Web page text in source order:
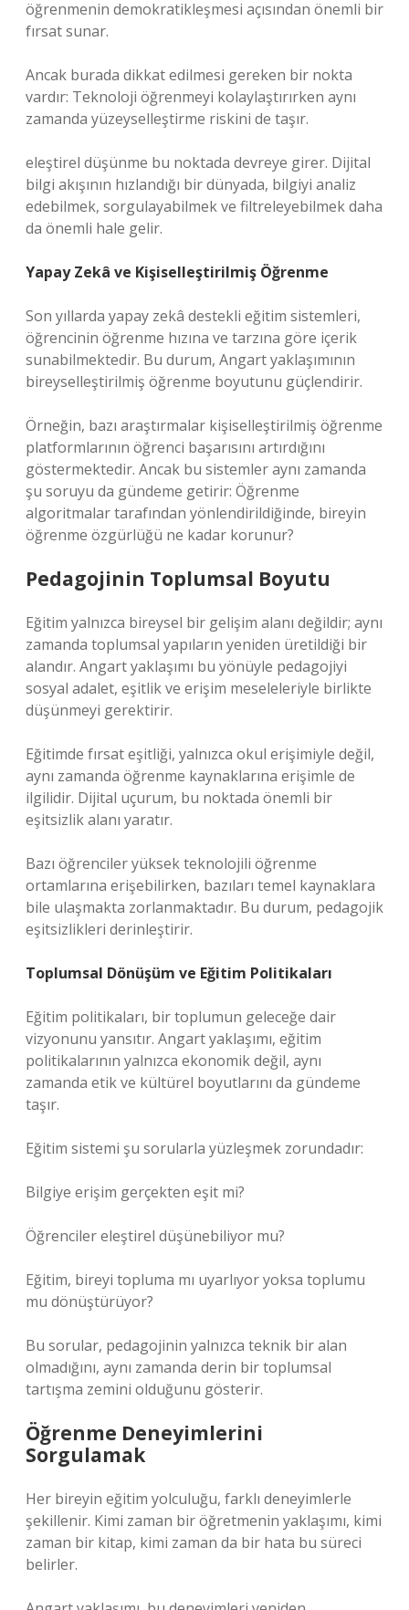
öğrenmenin demokratikleşmesi açısından önemli bir
fırsat sunar.
Ancak burada dikkat edilmesi gereken bir nokta
vardır: Teknoloji öğrenmeyi kolaylaştırırken aynı
zamanda yüzeyselleştirme riskini de taşır.
eleştirel düşünme bu noktada devreye girer. Dijital
bilgi akışının hızlandığı bir dünyada, bilgiyi analiz
edebilmek, sorgulayabilmek ve filtreleyebilmek daha
da önemli hale gelir.
Yapay Zekâ ve Kişiselleştirilmiş Öğrenme
Son yıllarda yapay zekâ destekli eğitim sistemleri,
öğrencinin öğrenme hızına ve tarzına göre içerik
sunabilmektedir. Bu durum, Angart yaklaşımının
bireyselleştirilmiş öğrenme boyutunu güçlendirir.
Örneğin, bazı araştırmalar kişiselleştirilmiş öğrenme
platformlarının öğrenci başarısını artırdığını
göstermektedir. Ancak bu sistemler aynı zamanda
şu soruyu da gündeme getirir: Öğrenme
algoritmalar tarafından yönlendirildiğinde, bireyin
öğrenme özgürlüğü ne kadar korunur?
Pedagojinin Toplumsal Boyutu
Eğitim yalnızca bireysel bir gelişim alanı değildir; aynı
zamanda toplumsal yapıların yeniden üretildiği bir
alandır. Angart yaklaşımı bu yönüyle pedagojiyi
sosyal adalet, eşitlik ve erişim meseleleriyle birlikte
düşünmeyi gerektirir.
Eğitimde fırsat eşitliği, yalnızca okul erişimiyle değil,
aynı zamanda öğrenme kaynaklarına erişimle de
ilgilidir. Dijital uçurum, bu noktada önemli bir
eşitsizlik alanı yaratır.
Bazı öğrenciler yüksek teknolojili öğrenme
ortamlarına erişebilirken, bazıları temel kaynaklara
bile ulaşmakta zorlanmaktadır. Bu durum, pedagojik
eşitsizlikleri derinleştirir.
Toplumsal Dönüşüm ve Eğitim Politikaları
Eğitim politikaları, bir toplumun geleceğe dair
vizyonunu yansıtır. Angart yaklaşımı, eğitim
politikalarının yalnızca ekonomik değil, aynı
zamanda etik ve kültürel boyutlarını da gündeme
taşır.
Eğitim sistemi şu sorularla yüzleşmek zorundadır:
Bilgiye erişim gerçekten eşit mi?
Öğrenciler eleştirel düşünebiliyor mu?
Eğitim, bireyi topluma mı uyarlıyor yoksa toplumu
mu dönüştürüyor?
Bu sorular, pedagojinin yalnızca teknik bir alan
olmadığını, aynı zamanda derin bir toplumsal
tartışma zemini olduğunu gösterir.
Öğrenme Deneyimlerini
Sorgulamak
Her bireyin eğitim yolculuğu, farklı deneyimlerle
şekillenir. Kimi zaman bir öğretmenin yaklaşımı, kimi
zaman bir kitap, kimi zaman da bir hata bu süreci
belirler.